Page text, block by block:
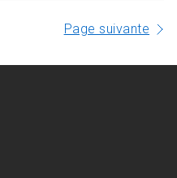
Page suivante